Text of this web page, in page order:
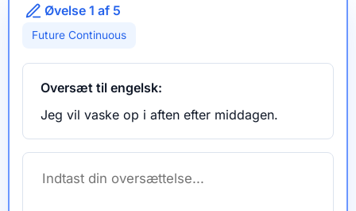
Øvelse 1 af 5
Future Continuous
Oversæt til engelsk:
Jeg vil vaske op i aften efter middagen.